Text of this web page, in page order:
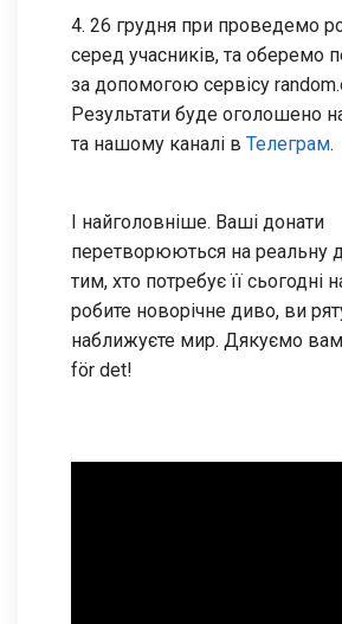
4. 26 грудня при проведемо
серед учасників, та оберемо
за допомогою сервісу
Результати буде оголошено
та нашому каналі в Телеграм.
І найголовніше. Ваші донати
перетворюються на реальну
тим, хто потребує її сьогодні
робите новорічне диво, ви
наближуєте мир. Дякуємо
för det!